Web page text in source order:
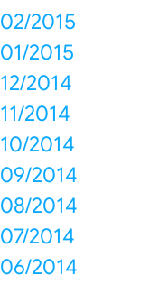
02/2015
01/2015
12/2014
11/2014
10/2014
09/2014
08/2014
07/2014
06/2014